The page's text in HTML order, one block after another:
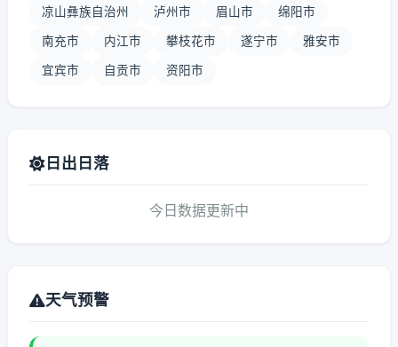
凉山彝族自治州 泸州市 眉山市 绵阳市
南充市 内江市 攀枝花市 遂宁市 雅安市
宜宾市 自贡市 资阳市
日出日落
今日数据更新中
天气预警